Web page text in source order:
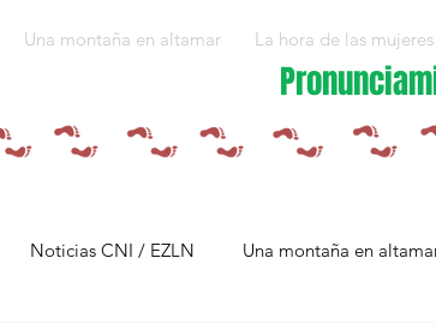
Una montaña en altamar La hora de las mujeres
Noticias CNI / EZLN Una montaña en